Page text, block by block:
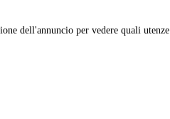
dell'annuncio per vedere quali utenze